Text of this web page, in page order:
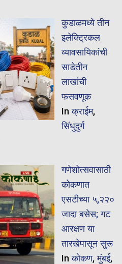
कुडाळमध्ये तीन
इलेक्ट्रिकल
व्यावसायिकांची
साडेतीन
लाखांची
फसवणूक
Inक्राईम,
सिंधुदुर्ग
गणेशोत्सवासाठी
कोकणात
एसटीच्या ५,२२०
जादा बसेस; गट
आरक्षण या
तारखेपासून सुरू
Inकोकण,मुंबई,